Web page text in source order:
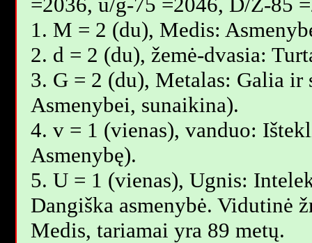
1. M = 2 (du), Medis:
2. d = 2 (du), žemė-dvasia:
3. G = 2 (du), Metalas: Galia ir
Asmenybei, sunaikina).
4. v = 1 (vienas), vanduo:
Asmenybę).
5. U = 1 (vienas), Ugnis:
Dangiška asmenybė. Vidutinė
Мedis, tariamai yra 89 metų.